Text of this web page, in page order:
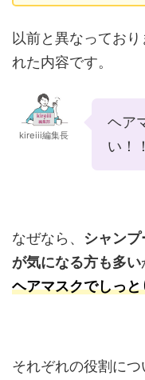
以前と異なってお
れた内容です。
kireiii編集長
ヘア
い！！
なぜなら、 シャン
が気になる方も多い
ヘアマスクでしっ
それぞれの役割に